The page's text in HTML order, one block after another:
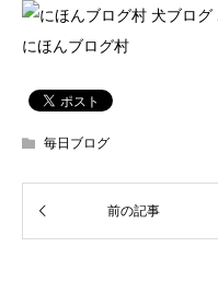
にほんブログ村
毎日ブログ